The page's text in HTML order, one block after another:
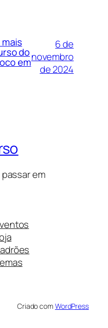
do
em
6 de
novembro
de 2024
em
Criado com WordPress